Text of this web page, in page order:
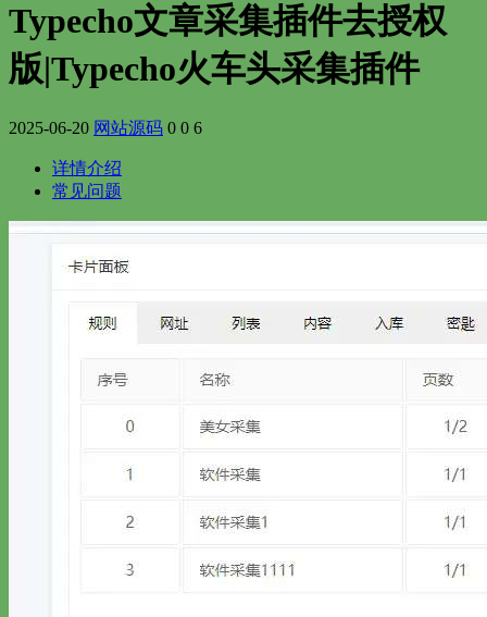
Typecho文章采集插件去授权
版|Typecho火车头采集插件
2025-06-20 网站源码 0 0 6
详情介绍
常见问题